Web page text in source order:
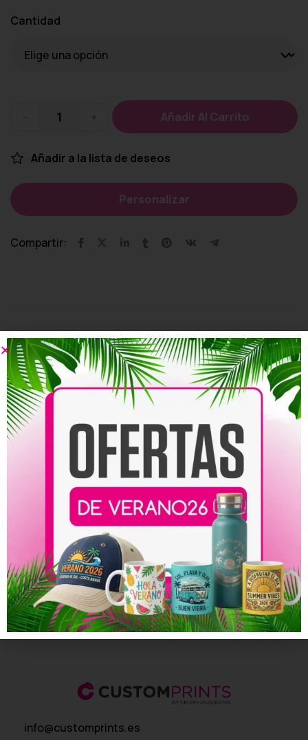
Cantidad
- + Añadir Al Carrito
Añadir a la lista de deseos
Personalizar
Compartir:
Productos relacionados
Tarjeta de Invitación
Horizontal a Comunión 1
58,00€-114,00€
Tarjeta de Invitación
Horizontal a Comunión 2
58,00€-114,00€
info@customprints.es